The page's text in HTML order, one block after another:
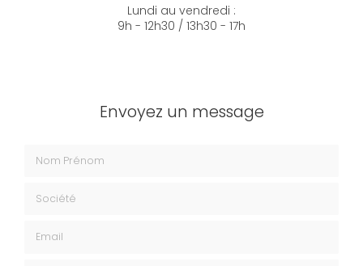
Lundi au vendredi :
9h - 12h30 / 13h30 - 17h
Envoyez un message